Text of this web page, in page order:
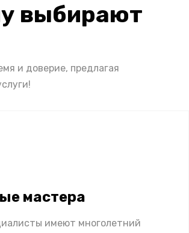
выбирают
и доверие, предлагая
мастера
имеют многолетний